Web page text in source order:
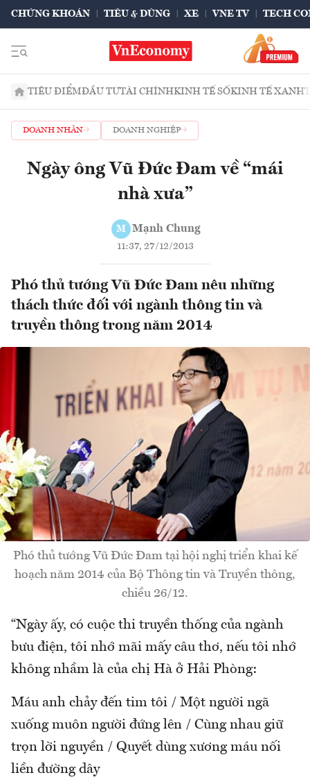
CHỨNG KHOÁN TIÊU & DÙNG XE VNE TV TECH
TIÊU ĐIỂMĐẦU TƯTÀI CHÍNHKINH TẾ SỐKINH TẾ XANH
DOANH NHÂN DOANH NGHIỆP
Ngày ông Vũ Đức Đam về “mái
nhà xưa”
M Mạnh Chung
11:37, 27/12/2013
Phó thủ tướng Vũ Đức Đam nêu những
thách thức đối với ngành thông tin và
truyền thông trong năm 2014
Phó thủ tướng Vũ Đức Đam tại hội nghị triển khai kế
hoạch năm 2014 của Bộ Thông tin và Truyền thông,
chiều 26/12.
“Ngày ấy, có cuộc thi truyền thống của ngành
bưu điện, tôi nhớ mãi mấy câu thơ, nếu tôi nhớ
không nhầm là của chị Hà ở Hải Phòng:
Máu anh chảy đến tim tôi / Một người ngã
xuống muôn người đứng lên / Cùng nhau giữ
trọn lời nguyền / Quyết dùng xương máu nối
liền đường dây